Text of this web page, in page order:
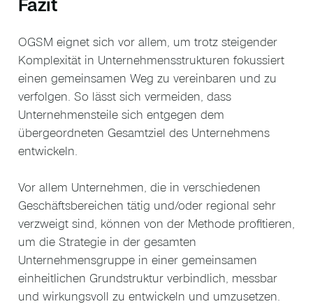
Fazit
OGSM eignet sich vor allem, um trotz steigender
Komplexität in Unternehmensstrukturen fokussiert
einen gemeinsamen Weg zu vereinbaren und zu
verfolgen. So lässt sich vermeiden, dass
Unternehmensteile sich entgegen dem
übergeordneten Gesamtziel des Unternehmens
entwickeln.
Vor allem Unternehmen, die in verschiedenen
Geschäftsbereichen tätig und/oder regional sehr
verzweigt sind, können von der Methode profitieren,
um die Strategie in der gesamten
Unternehmensgruppe in einer gemeinsamen
einheitlichen Grundstruktur verbindlich, messbar
und wirkungsvoll zu entwickeln und umzusetzen.